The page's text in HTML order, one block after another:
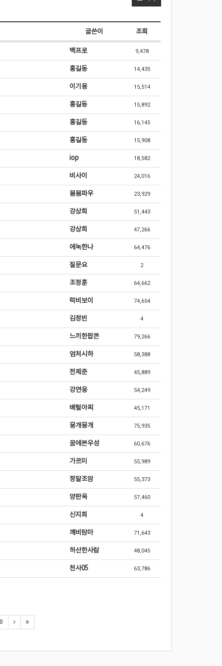
글쓴이 조회
백프로 9,478
홍길동 14,435
이기용 15,514
홍길동 15,892
홍길동 16,145
홍길동 15,908
iop 18,582
비사이 24,016
붐붐파우 23,929
강상희 51,443
강상희 47,266
에녹한나 64,476
질문요 2
조정훈 64,662
럭비보이 74,654
김정빈 4
느끼한팝콘 79,266
엄처시하 58,388
전제준 45,889
강연웅 54,249
배털아찌 45,171
뭉개뭉개 75,935
꿈에본우성 60,676
가르미 55,989
정말조암 55,373
양판옥 57,460
신지희 4
깨비맘마 71,643
하산한사람 48,045
천사05 63,786